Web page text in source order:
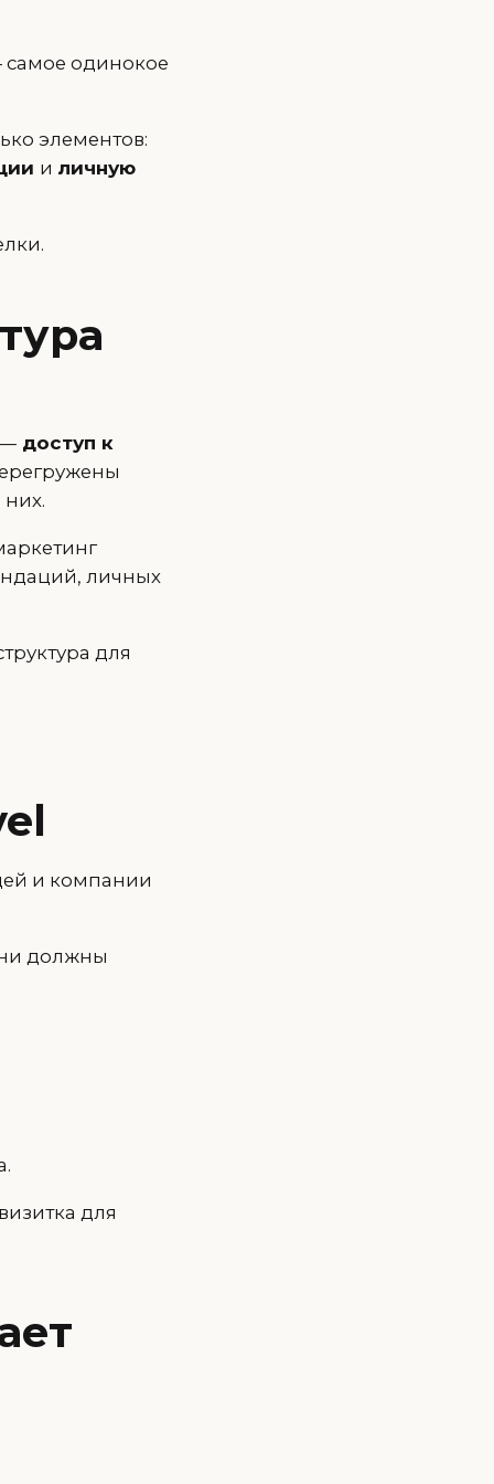
самое одинокое
элементов:
и личную
— доступ к
личных
для
и компании
должны
для